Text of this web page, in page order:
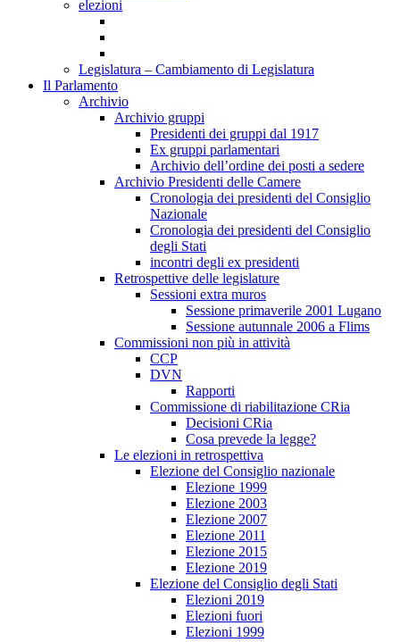
elezioni
Legislatura – Cambiamento di Legislatura
Il Parlamento
Archivio
Archivio gruppi
Presidenti dei gruppi dal 1917
Ex gruppi parlamentari
Archivio dell’ordine dei posti a sedere
Archivio Presidenti delle Camere
Cronologia dei presidenti del Consiglio
Nazionale
Cronologia dei presidenti del Consiglio
degli Stati
incontri degli ex presidenti
Retrospettive delle legislature
Sessioni extra muros
Sessione primaverile 2001 Lugano
Sessione autunnale 2006 a Flims
Commissioni non più in attività
CCP
DVN
Rapporti
Commissione di riabilitazione CRia
Decisioni CRia
Cosa prevede la legge?
Le elezioni in retrospettiva
Elezione del Consiglio nazionale
Elezione 1999
Elezione 2003
Elezione 2007
Elezione 2011
Elezione 2015
Elezione 2019
Elezione del Consiglio degli Stati
Elezioni 2019
Elezioni fuori
Elezioni 1999